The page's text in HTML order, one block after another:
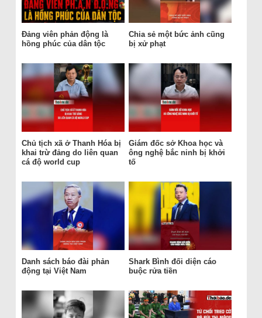
Đảng viên phản động là
hồng phúc của dân tộc
Chia sẻ một bức ảnh cũng
bị xử phạt
Chủ tịch xã ở Thanh Hóa bị
khai trừ đảng do liên quan
cá độ world cup
Giám đốc sở Khoa học và
ông nghệ bắc ninh bị khởi
tố
Danh sách báo đài phản
động tại Việt Nam
Shark Bình đối diện cáo
buộc rửa tiền